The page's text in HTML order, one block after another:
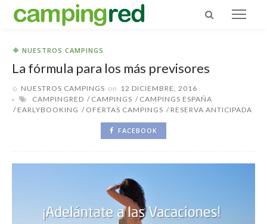
NUESTROS CAMPINGS
La fórmula para los más previsores
NUESTROS CAMPINGS on 12 DICIEMBRE, 2016
CAMPINGRED
CAMPINGS
CAMPINGS ESPAÑA
EARLYBOOKING
OFERTAS CAMPINGS RESERVA ANTICIPADA
FACEBOOK